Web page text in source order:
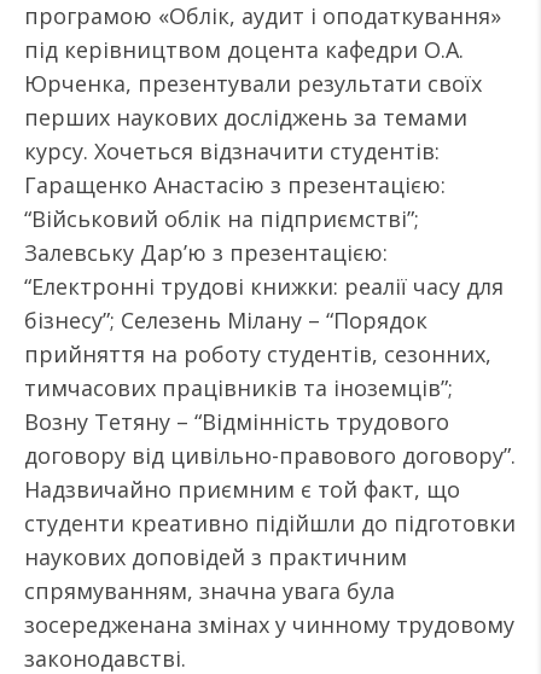
програмою «Облік, аудит і оподаткування»
під керівництвом доцента кафедри О.А.
Юрченка, презентували результати своїх
перших наукових досліджень за темами
курсу. Хочеться відзначити студентів:
Гаращенко Анастасію з презентацією:
“Військовий облік на підприємстві”;
Залевську Дар’ю з презентацією:
“Електронні трудові книжки: реалії часу для
бізнесу”; Селезень Мілану – “Порядок
прийняття на роботу студентів, сезонних,
тимчасових працівників та іноземців”;
Возну Тетяну – “Відмінність трудового
договору від цивільно-правового договору”.
Надзвичайно приємним є той факт, що
студенти креативно підійшли до підготовки
наукових доповідей з практичним
спрямуванням, значна увага була
зосередженана змінах у чинному трудовому
законодавстві.